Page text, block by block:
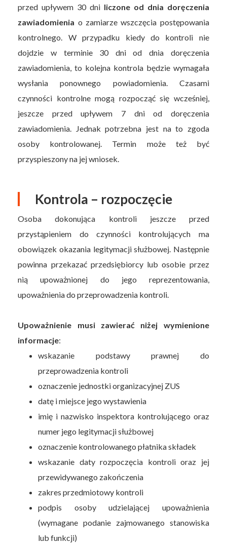
przed upływem 30 dni liczone od dnia doręczenia
zawiadomienia o zamiarze wszczęcia postępowania
kontrolnego. W przypadku kiedy do kontroli nie
dojdzie w terminie 30 dni od dnia doręczenia
zawiadomienia, to kolejna kontrola będzie wymagała
wysłania ponownego powiadomienia. Czasami
czynności kontrolne mogą rozpocząć się wcześniej,
jeszcze przed upływem 7 dni od doręczenia
zawiadomienia. Jednak potrzebna jest na to zgoda
osoby kontrolowanej. Termin może też być
przyspieszony na jej wniosek.
Kontrola – rozpoczęcie
Osoba dokonująca kontroli jeszcze przed
przystąpieniem do czynności kontrolujących ma
obowiązek okazania legitymacji służbowej. Następnie
powinna przekazać przedsiębiorcy lub osobie przez
nią upoważnionej do jego reprezentowania,
upoważnienia do przeprowadzenia kontroli.
Upoważnienie musi zawierać niżej wymienione
informacje:
wskazanie podstawy prawnej do
przeprowadzenia kontroli
oznaczenie jednostki organizacyjnej ZUS
datę i miejsce jego wystawienia
imię i nazwisko inspektora kontrolującego oraz
numer jego legitymacji służbowej
oznaczenie kontrolowanego płatnika składek
wskazanie daty rozpoczęcia kontroli oraz jej
przewidywanego zakończenia
zakres przedmiotowy kontroli
podpis osoby udzielającej upoważnienia
(wymagane podanie zajmowanego stanowiska
lub funkcji)